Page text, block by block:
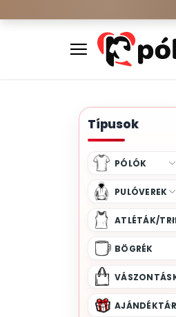
Típusok
PÓLÓK
PULÓVEREK
ATLÉTÁK/
BÖGRÉK